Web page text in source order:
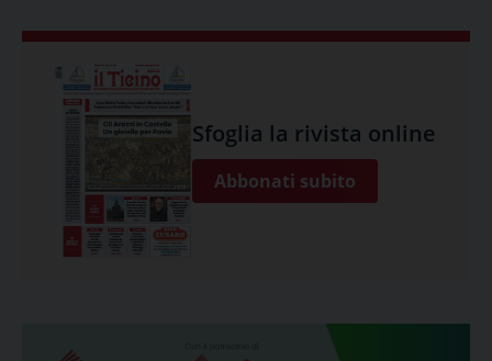
Sfoglia la rivista online
Abbonati subito